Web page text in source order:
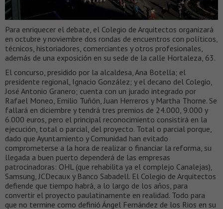
Para enriquecer el debate, el Colegio de Arquitectos organizará
en octubre y noviembre dos rondas de encuentros con políticos,
técnicos, historiadores, comerciantes y otros profesionales,
además de una exposición en su sede de la calle Hortaleza, 63.
El concurso, presidido por la alcaldesa, Ana Botella; el
presidente regional, Ignacio González; y el decano del Colegio,
José Antonio Granero; cuenta con un jurado integrado por
Rafael Moneo, Emilio Tuñón, Juan Herreros y Martha Thorne. Se
fallará en diciembre y tendrá tres premios de 24.000, 9.000 y
6.000 euros, pero el principal reconocimiento consistirá en la
ejecución, total o parcial, del proyecto. Total o parcial porque,
dado que Ayuntamiento y Comunidad han evitado
comprometerse a la hora de realizar o financiar la reforma, su
llegada a buen puerto dependerá de las empresas
patrocinadoras: OHL (que rehabilita ya el complejo Canalejas),
Samsung, JCDecaux y Banco Sabadell. El Colegio de Arquitectos
defiende que tiempo habrá, a lo largo de los años, para
convertir el proyecto paulatinamente en realidad. Todo para
que no termine como definió Ángel Fernández de los Rios en su